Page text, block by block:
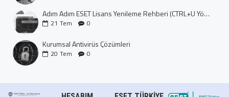
Adım Adım ESET Lisans Yenileme Rehberi (CTRL+U Yöntemi)
21 Tem 0
Kurumsal Antivirüs Çözümleri
20 Tem 0